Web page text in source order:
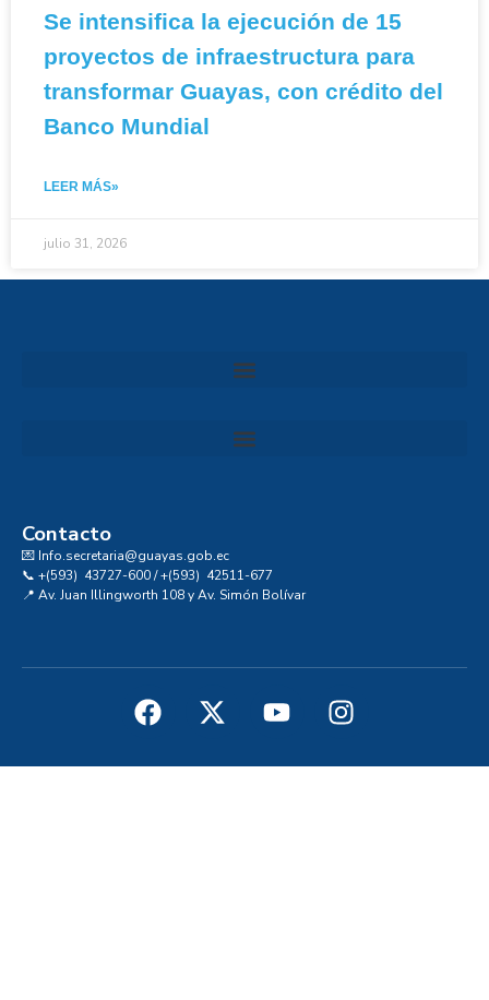
Se intensifica la ejecución de 15
proyectos de infraestructura para
transformar Guayas, con crédito del
Banco Mundial
LEER MÁS»
julio 31, 2026
Contacto
💌 Info.secretaria@guayas.gob.ec
📞 +(593) 43727-600 / +(593) 42511-677
📍 Av. Juan Illingworth 108 y Av. Simón Bolívar